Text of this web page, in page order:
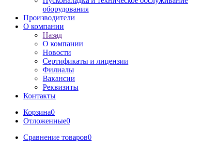
оборудования
Производители
О компании
Назад
О компании
Новости
Сертификаты и лицензии
Филиалы
Вакансии
Реквизиты
Контакты
Корзина0
Отложенные0
Сравнение товаров0